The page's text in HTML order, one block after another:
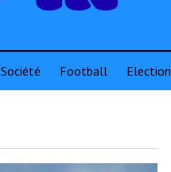
Société Football Election